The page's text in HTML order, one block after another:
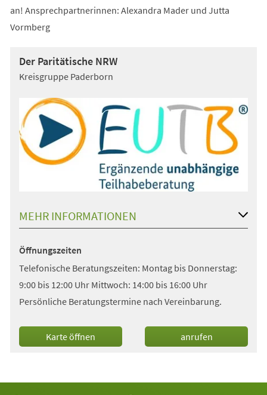
an! Ansprechpartnerinnen: Alexandra Mader und Jutta
Vormberg
Der Paritätische NRW
Kreisgruppe Paderborn
MEHR INFORMATIONEN
Öffnungszeiten
Telefonische Beratungszeiten: Montag bis Donnerstag:
9:00 bis 12:00 Uhr Mittwoch: 14:00 bis 16:00 Uhr
Persönliche Beratungstermine nach Vereinbarung.
Karte öffnen
(Öffnet
in
anrufen